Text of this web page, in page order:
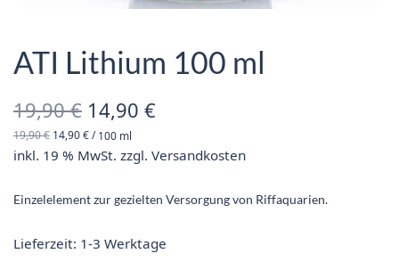
ATI Lithium 100 ml
19,90€ Ursprünglicher
Preis war:
14,90€
19,90€ 14,90€/100 ml
inkl. 19 % MwSt. zzgl.Versandkosten
Einzelelement zur gezielten Versorgung von Riffaquarien.
Lieferzeit: 1-3 Werktage